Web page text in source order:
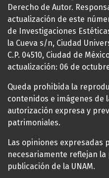
Derecho de Autor.
actualización de este
de Investigaciones
la Cueva s/n, Ciudad
C.P. 04510, Ciudad de
actualización: 06 de
Queda prohibida la
contenidos e imágenes de
autorización expresa y
patrimoniales.
Las opiniones expresadas
necesariamente reflejan
publicación de la UNAM.